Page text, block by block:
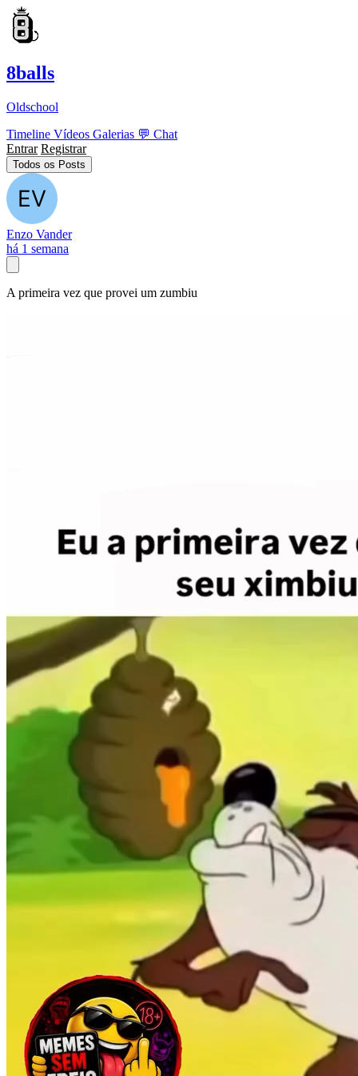
8balls
Oldschool
Timeline Vídeos Galerias 💬 Chat
Entrar Registrar
Todos os Posts
Enzo Vander
há 1 semana
A primeira vez que provei um zumbiu